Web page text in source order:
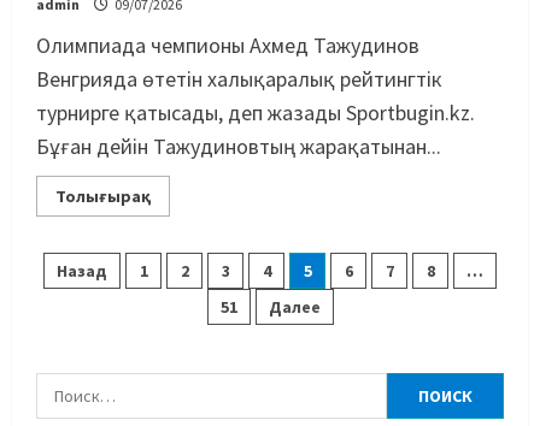
admin 09/07/2026
Олимпиада чемпионы Ахмед Тажудинов
Венгрияда өтетін халықаралық рейтингтік
турнирге қатысады, деп жазады Sportbugin.kz.
Бұған дейін Тажудиновтың жарақатынан...
Толығырақ
Назад 1 2 3 4 5 6 7 8
…
51
Далее
3
Сметов командаға керек: Бас
хатшы Азиадаға баратын құрамға
қатысты не айтты
05/08/2026
ауыстырды
05/08/2026
Басты жаңалық Таеквондо
құрамасы алаяқтардың кесірінен